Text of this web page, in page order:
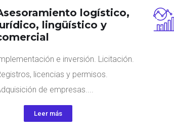
logístico,
lingüístico y
e inversión. Licitación.
licencias y permisos.
de empresas....
Leer más